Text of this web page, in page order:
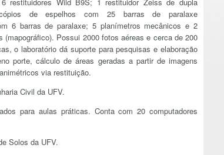
de espelhos com 25 barras de paralaxe
6 barras de paralaxe; 5 planímetros mecânicos e 2
Possui 2000 fotos aéreas e cerca de 200
o laboratório dá suporte para pesquisas e elaboração
porte, cálculo de áreas geradas a partir de imagens
via restituição.
Civil da UFV.
para aulas práticas. Conta com 20 computadores
Solos da UFV.